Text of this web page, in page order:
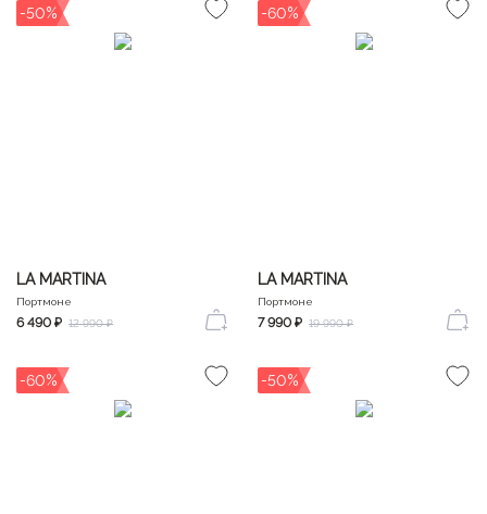
-50%
LA MARTINA
Портмоне
6 490 ₽ 12 990 ₽
-60%
LA MARTINA
Портмоне
7 990 ₽ 19 990 ₽
-60% -50%